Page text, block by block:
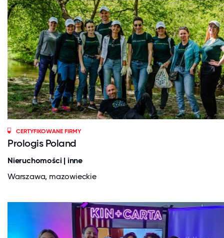
CERTYFIKOWANE FIRMY
Prologis Poland
Nieruchomości | inne
Warszawa, mazowieckie